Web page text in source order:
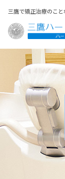
三鷹で矯正治療のこ